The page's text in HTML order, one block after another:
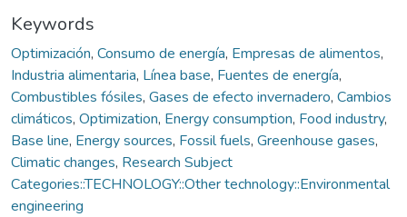
Keywords
Optimización, Consumo de energía, Empresas de alimentos,
Industria alimentaria, Línea base, Fuentes de energía,
Combustibles fósiles, Gases de efecto invernadero, Cambios
climáticos, Optimization, Energy consumption, Food industry,
Base line, Energy sources, Fossil fuels, Greenhouse gases,
Climatic changes, Research Subject
Categories::TECHNOLOGY::Other technology::Environmental
engineering